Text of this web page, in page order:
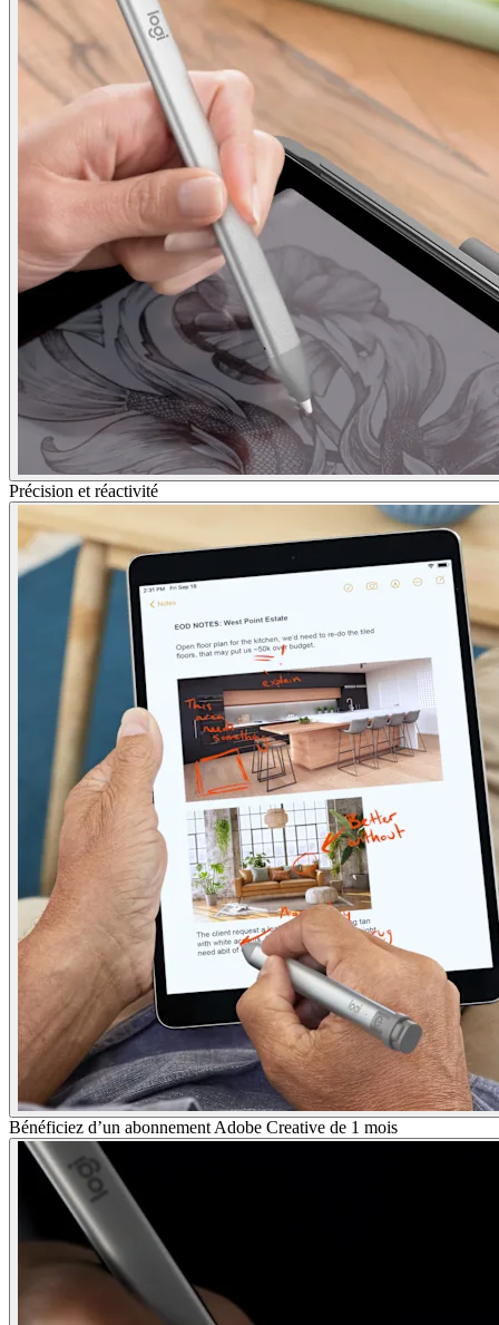
Précision et réactivité
Bénéficiez d’un abonnement Adobe Creative de 1 mois